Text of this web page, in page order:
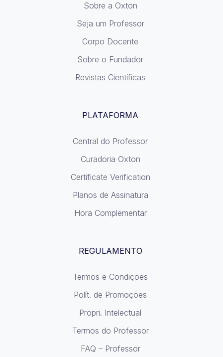
Sobre a Oxton
Seja um Professor
Corpo Docente
Sobre o Fundador
Revistas Científicas
PLATAFORMA
Central do Professor
Curadoria Oxton
Certificate Verification
Planos de Assinatura
Hora Complementar
REGULAMENTO
Termos e Condições
Polít. de Promoções
Propri. Intelectual
Termos do Professor
FAQ – Professor